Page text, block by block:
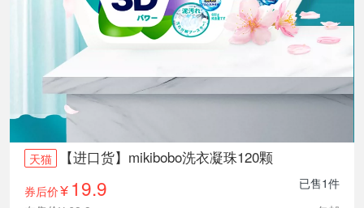
天猫 【进口货】mikibobo洗衣凝珠120颗
券后价¥ 19.9
已售1件